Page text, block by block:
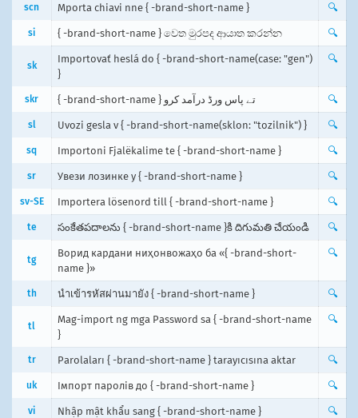
scn Mporta chiavi nne { -brand-short-name } 🔍
si { -brand-short-name } වෙත මුරපද ආයාත කරන්න 🔍
sk
Importovať heslá do { -brand-short-name(case: "gen")
}
🔍
skr { -brand-short-name } تے پاس ورڈ درآمد کرو 🔍
sl Uvozi gesla v { -brand-short-name(sklon: "tozilnik") } 🔍
sq Importoni Fjalëkalime te { -brand-short-name } 🔍
sr Увези лозинке у { -brand-short-name } 🔍
sv-SE Importera lösenord till { -brand-short-name } 🔍
te సంకేతపదాలను { -brand-short-name }కి దిగుమతి చేయండి 🔍
tg
Ворид кардани ниҳонвожаҳо ба «{ -brand-short-
name }»
🔍
th นำเข้ารหัสผ่านมายัง { -brand-short-name } 🔍
tl
Mag-import ng mga Password sa { -brand-short-name
}
🔍
tr Parolaları { -brand-short-name } tarayıcısına aktar 🔍
uk Імпорт паролів до { -brand-short-name } 🔍
vi Nhập mật khẩu sang { -brand-short-name } 🔍